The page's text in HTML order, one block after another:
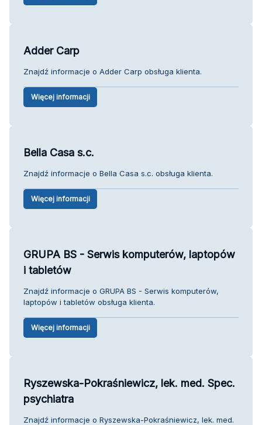
Adder Carp
Znajdź informacje o Adder Carp obsługa klienta.
Więcej informacji
Bella Casa s.c.
Znajdź informacje o Bella Casa s.c. obsługa klienta.
Więcej informacji
GRUPA BS - Serwis komputerów, laptopów
i tabletów
Znajdź informacje o GRUPA BS - Serwis komputerów,
laptopów i tabletów obsługa klienta.
Więcej informacji
Ryszewska-Pokraśniewicz, lek. med. Spec.
psychiatra
Znajdź informacje o Ryszewska-Pokraśniewicz, lek. med.